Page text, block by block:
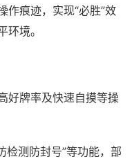
作痕迹，实现“必胜”效
境。
好牌率及快速自摸等操
检测防封号”等功能，部